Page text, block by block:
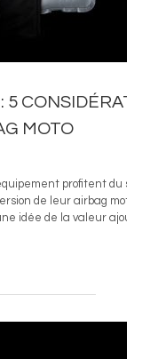
5
MOTO
profitent du salon
de leur airbag moto. J’ai
idée de la valeur ajoutée ...